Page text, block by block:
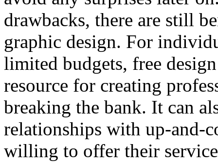
drawbacks, there are still
graphic design. For
limited budgets, free
resource for creating
breaking the bank. It can
relationships with up-and-
willing to offer their